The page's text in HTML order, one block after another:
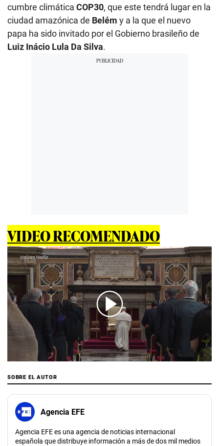
cumbre climática COP30, que este tendrá lugar en la
ciudad amazónica de Belém y a la que el nuevo
papa ha sido invitado por el Gobierno brasileño de
Luiz Inácio Lula Da Silva.
VIDEO RECOMENDADO
00:00 01:25
SOBRE EL AUTOR
Agencia EFE
Agencia EFE es una agencia de noticias internacional
española que distribuye información a más de dos mil medios